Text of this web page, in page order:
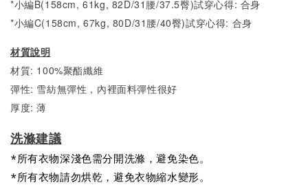
*小編B(158cm, 61kg, 82D/31腰/37.5臀)試穿心得: 合身
*小編C(158cm, 67kg, 80D/31腰/40臀)試穿心得: 合身
材質說明
材質: 100%聚酯纖維
彈性: 雪紡無彈性，內裡面料彈性很好
厚度: 薄
洗滌建議
*所有衣物深淺色需分開洗滌，避免染色。
*所有衣物請勿烘乾，避免衣物縮水變形。